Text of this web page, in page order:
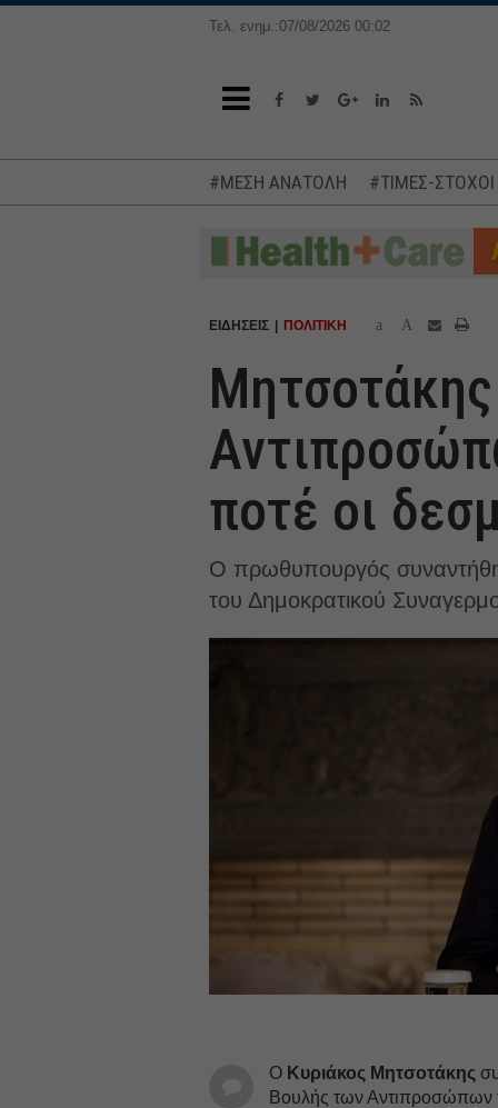
Τελ. ενημ.:07/08/2026 00:02
#ΜΕΣΗ ΑΝΑΤΟΛΗ #ΤΙΜΕΣ-
ΕΙΔΗΣΕΙΣ ΠΟΛΙΤΙΚΗ a A
ποτέ οι
Ο πρωθυπουργός
του Δημοκρατικού
Ο Κυριάκος Μητσοτάκης
Βουλής των Αντιπροσώπων